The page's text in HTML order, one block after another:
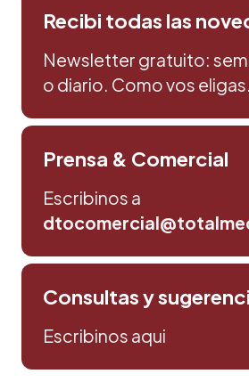
Recibi todas las
Newsletter gratuito:
o diario. Como vos eligas.
Prensa & Comercial
Escribinos a
Consultas y
Escribinos aqui